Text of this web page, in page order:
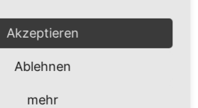
Akzeptieren
Ablehnen
mehr